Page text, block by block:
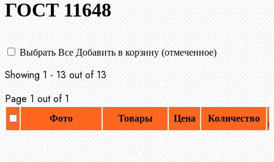
ГОСТ 11648
Выбрать Все Добавить в корзину (отмеченное)
Showing 1 - 13 out of 13
Page 1 out of 1
Фото Товары Цена Количество